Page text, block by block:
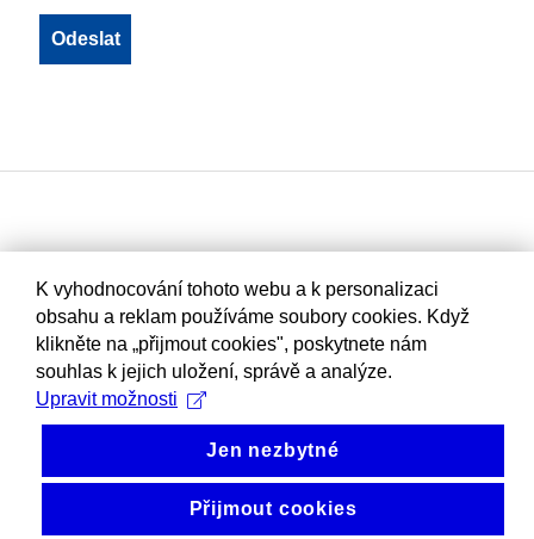
K vyhodnocování tohoto webu a k personalizaci
obsahu a reklam používáme soubory cookies. Když
klikněte na „přijmout cookies", poskytnete nám
souhlas k jejich uložení, správě a analýze.
Upravit možnosti
Jen nezbytné
Přijmout cookies